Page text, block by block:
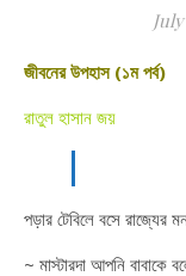
জীবনের উপহাস (১ম পর্ব)
রাতুল হাসান জয়
পড়ার টেবিলে বসে রাজ্যের
~ মাস্টারদা আপনি